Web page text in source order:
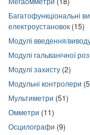
Багатофункціональні
електроустановок (15)
Модулі введення/
Модулі гальванічної
Модулі захисту (2)
Модульні контролери
Мультиметри (51)
Омметри (11)
Осцилографи (9)